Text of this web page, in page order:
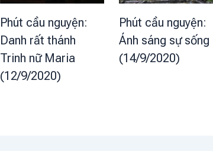
Phút cầu nguyện:
Danh rất thánh
Trinh nữ Maria
(12/9/2020)
Phút cầu nguyện:
Ánh sáng sự sống
(14/9/2020)